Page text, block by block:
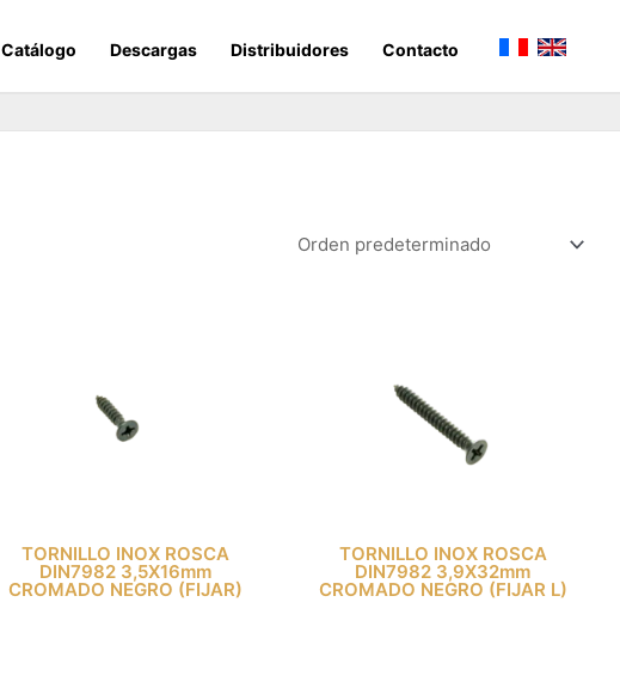
Catálogo Descargas Distribuidores Contacto
TORNILLO INOX ROSCA
DIN7982 3,5X16mm
CROMADO NEGRO (FIJAR)
TORNILLO INOX ROSCA
DIN7982 3,9X32mm
CROMADO NEGRO (FIJAR L)